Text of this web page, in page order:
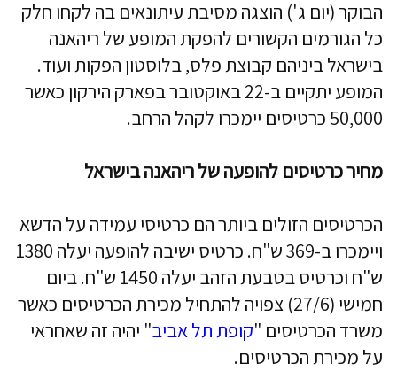
הבוקר (יום ג') הוצגה מסיבת עיתונאים בה לקחו חלק
כל הגורמים הקשורים להפקת המופע של ריהאנה
בישראל ביניהם קבוצת פלס, בלוסטון הפקות ועוד.
המופע יתקיים ב-22 באוקטובר בפארק הירקון כאשר
50,000 כרטיסים יימכרו לקהל הרחב.
מחיר כרטיסים להופעה של ריהאנה בישראל
הכרטיסים הזולים ביותר הם כרטיסי עמידה על הדשא
ויימכרו ב-369 ש"ח. כרטיס ישיבה להופעה יעלה 1380
ש"ח וכרטיס בטבעת הזהב יעלה 1450 ש"ח. ביום
חמישי (27/6) צפויה להתחיל מכירת הכרטיסים כאשר
משרד הכרטיסים "קופת תל אביב" יהיה זה שאחראי
על מכירת הכרטיסים.